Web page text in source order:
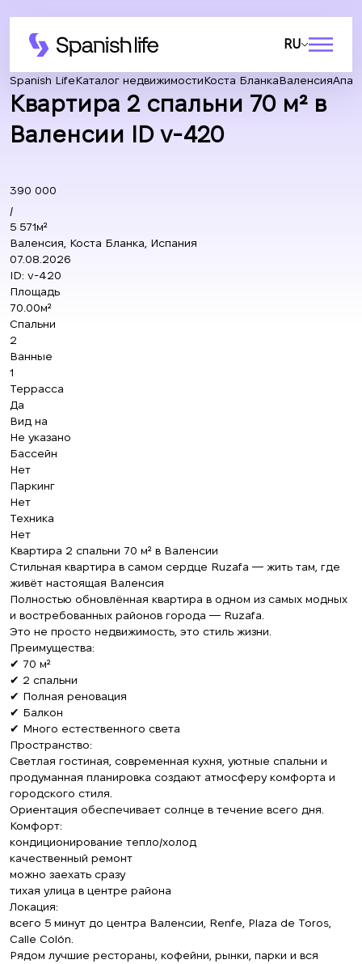
RU
Spanish LifeКаталог недвижимостиКоста БланкаВаленсия
Квартира 2 спальни 70 м² в
Валенсии ID v-420
390 000
/
5 571м²
Валенсия, Коста Бланка, Испания
07.08.2026
ID: v-420
Площадь
70.00м²
Спальни
2
Ванные
1
Террасса
Да
Вид на
Не указано
Бассейн
Нет
Паркинг
Нет
Техника
Нет
Квартира 2 спальни 70 м² в Валенсии
Стильная квартира в самом сердце Ruzafa — жить там, где
живёт настоящая Валенсия
Полностью обновлённая квартира в одном из самых модных
и востребованных районов города — Ruzafa.
Это не просто недвижимость, это стиль жизни.
Преимущества:
✔ 70 м²
✔ 2 спальни
✔ Полная реновация
✔ Балкон
✔ Много естественного света
Пространство:
Светлая гостиная, современная кухня, уютные спальни и
продуманная планировка создают атмосферу комфорта и
городского стиля.
Ориентация обеспечивает солнце в течение всего дня.
Комфорт:
кондиционирование тепло/холод
качественный ремонт
можно заехать сразу
тихая улица в центре района
Локация:
всего 5 минут до центра Валенсии, Renfe, Plaza de Toros,
Calle Colón.
Рядом лучшие рестораны, кофейни, рынки, парки и вся